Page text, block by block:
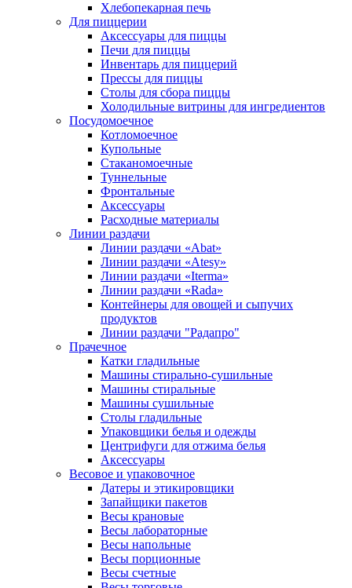
Хлебопекарная печь
Для пиццерии
Аксессуары для пиццы
Печи для пиццы
Инвентарь для пиццерий
Прессы для пиццы
Столы для сбора пиццы
Холодильные витрины для ингредиентов
Посудомоечное
Котломоечное
Купольные
Стаканомоечные
Туннельные
Фронтальные
Аксессуары
Расходные материалы
Линии раздачи
Линии раздачи «Abat»
Линии раздачи «Atesy»
Линии раздачи «Iterma»
Линии раздачи «Rada»
Контейнеры для овощей и сыпучих
продуктов
Линии раздачи "Радапро"
Прачечное
Катки гладильные
Машины стирально-сушильные
Машины стиральные
Машины сушильные
Столы гладильные
Упаковщики белья и одежды
Центрифуги для отжима белья
Аксессуары
Весовое и упаковочное
Датеры и этикировщики
Запайщики пакетов
Весы крановые
Весы лабораторные
Весы напольные
Весы порционные
Весы счетные